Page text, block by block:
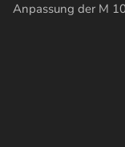
Anpassung der M